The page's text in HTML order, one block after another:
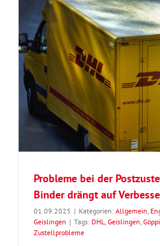
Probleme bei der
Binder drängt auf
01.09.2025 | Kategorien: Allgemein
Geislingen | Tags: DHL Geislingen
Zustellprobleme